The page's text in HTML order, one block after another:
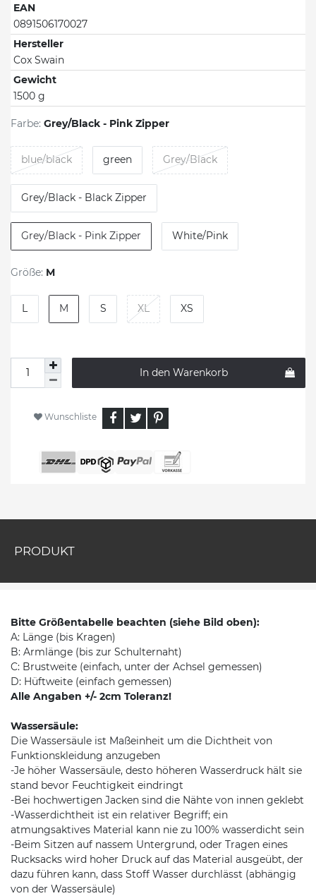
EAN
0891506170027
Hersteller
Cox Swain
Gewicht
1500 g
Farbe: Grey/Black - Pink Zipper
blue/black green Grey/Black
Grey/Black - Black Zipper
Grey/Black - Pink Zipper White/Pink
Größe: M
L M S XL XS
In den Warenkorb
Wunschliste
PRODUKT
Bitte Größentabelle beachten (siehe Bild oben):
A: Länge (bis Kragen)
B: Armlänge (bis zur Schulternaht)
C: Brustweite (einfach, unter der Achsel gemessen)
D: Hüftweite (einfach gemessen)
Alle Angaben +/- 2cm Toleranz!
Wassersäule:
Die Wassersäule ist Maßeinheit um die Dichtheit von
Funktionskleidung anzugeben
-Je höher Wassersäule, desto höheren Wasserdruck hält sie
stand bevor Feuchtigkeit eindringt
-Bei hochwertigen Jacken sind die Nähte von innen geklebt
-Wasserdichtheit ist ein relativer Begriff; ein
atmungsaktives Material kann nie zu 100% wasserdicht sein
-Beim Sitzen auf nassem Untergrund, oder Tragen eines
Rucksacks wird hoher Druck auf das Material ausgeübt, der
dazu führen kann, dass Stoff Wasser durchlässt (abhängig
von der Wassersäule)